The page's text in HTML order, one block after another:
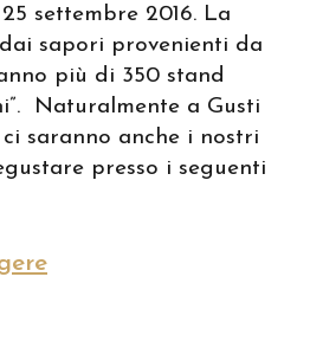
settembre 2016. La
sapori provenienti da
più di 350 stand
Naturalmente a Gusti
saranno anche i nostri
presso i seguenti